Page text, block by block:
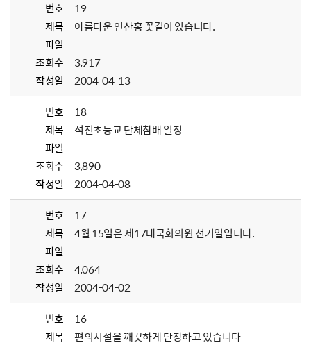
번호
19
제목
아름다운 연산홍 꽃길이 있습니다.
파일
조회수
3,917
작성일
2004-04-13
번호
18
제목
석전초등교 단체참배 일정
파일
조회수
3,890
작성일
2004-04-08
번호
17
제목
4월 15일은 제17대국회의원 선거일입니다.
파일
조회수
4,064
작성일
2004-04-02
번호
16
제목
편의시설을 깨끗하게 단장하고 있습니다